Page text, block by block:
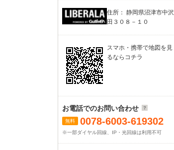
住所： 静岡県沼津市中沢
田３０８－１０
スマホ・携帯で地図を見
るならコチラ
お電話でのお問い合わせ
無料 0078-6003-619302
※一部ダイヤル回線、IP・光回線は利用不可